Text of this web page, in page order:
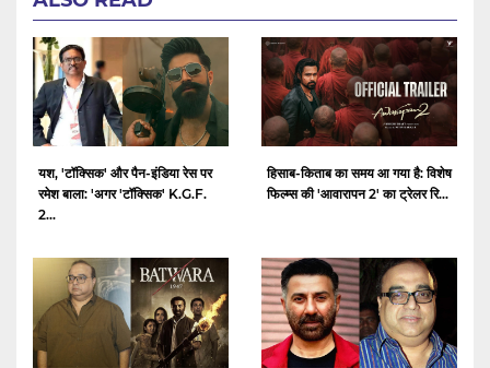
यश, 'टॉक्सिक' और पैन-इंडिया रेस पर
रमेश बाला: 'अगर 'टॉक्सिक' K.G.F.
2...
हिसाब-किताब का समय आ गया है: विशेष
फिल्म्स की 'आवारापन 2' का ट्रेलर रि...